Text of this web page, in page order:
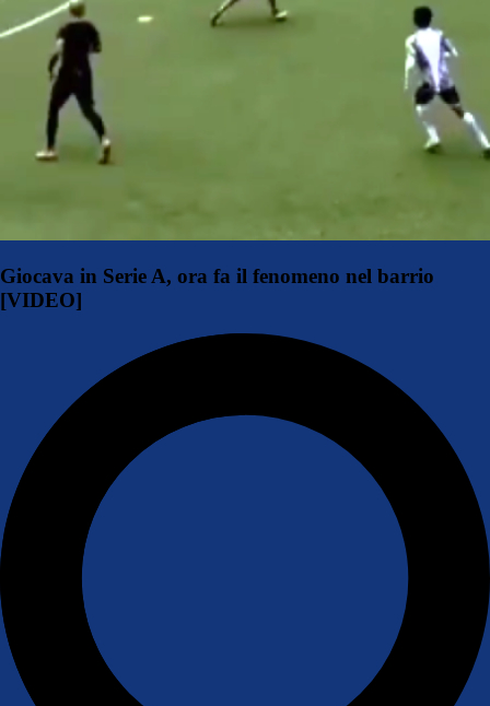
Giocava in Serie A, ora fa il fenomeno nel barrio
[VIDEO]